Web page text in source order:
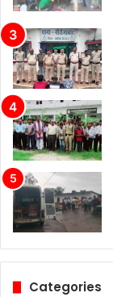
Categories